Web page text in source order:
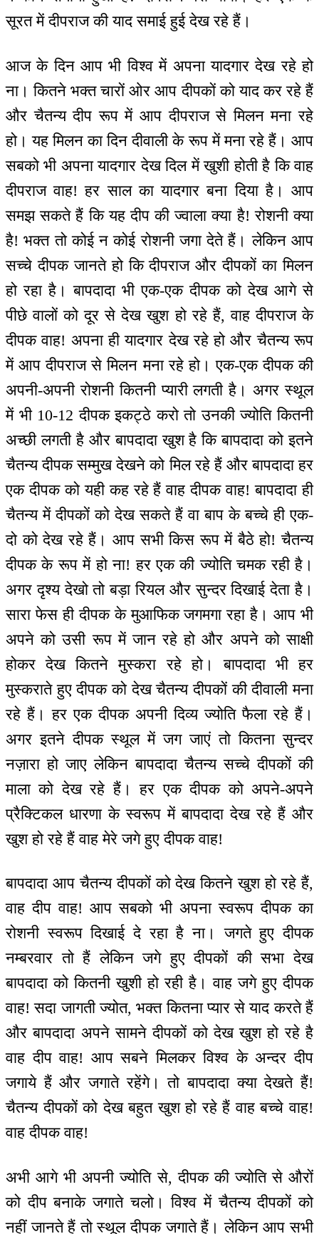
सूरत में दीपराज की याद समाई हुई देख रहे हैं।
आज के दिन आप भी विश्व में अपना यादगार देख रहे हो
ना। कितने भक्त चारों ओर आप दीपकों को याद कर रहे हैं
और चैतन्य दीप रूप में आप दीपराज से मिलन मना रहे
हो। यह मिलन का दिन दीवाली के रूप में मना रहे हैं। आप
सबको भी अपना यादगार देख दिल में खुशी होती है कि वाह
दीपराज वाह! हर साल का यादगार बना दिया है। आप
समझ सकते हैं कि यह दीप की ज्वाला क्या है! रोशनी क्या
है! भक्त तो कोई न कोई रोशनी जगा देते हैं। लेकिन आप
सच्चे दीपक जानते हो कि दीपराज और दीपकों का मिलन
हो रहा है। बापदादा भी एक-एक दीपक को देख आगे से
पीछे वालों को दूर से देख खुश हो रहे हैं, वाह दीपराज के
दीपक वाह! अपना ही यादगार देख रहे हो और चैतन्य रूप
में आप दीपराज से मिलन मना रहे हो। एक-एक दीपक की
अपनी-अपनी रोशनी कितनी प्यारी लगती है। अगर स्थूल
में भी 10-12 दीपक इकट्ठे करो तो उनकी ज्योति कितनी
अच्छी लगती है और बापदादा खुश है कि बापदादा को इतने
चैतन्य दीपक सम्मुख देखने को मिल रहे हैं और बापदादा हर
एक दीपक को यही कह रहे हैं वाह दीपक वाह! बापदादा ही
चैतन्य में दीपकों को देख सकते हैं वा बाप के बच्चे ही एक-
दो को देख रहे हैं। आप सभी किस रूप में बैठे हो! चैतन्य
दीपक के रूप में हो ना! हर एक की ज्योति चमक रही है।
अगर दृश्य देखो तो बड़ा रियल और सुन्दर दिखाई देता है।
सारा फेस ही दीपक के मुआफिक जगमगा रहा है। आप भी
अपने को उसी रूप में जान रहे हो और अपने को साक्षी
होकर देख कितने मुस्करा रहे हो। बापदादा भी हर
मुस्कराते हुए दीपक को देख चैतन्य दीपकों की दीवाली मना
रहे हैं। हर एक दीपक अपनी दिव्य ज्योति फैला रहे हैं।
अगर इतने दीपक स्थूल में जग जाएं तो कितना सुन्दर
नज़ारा हो जाए लेकिन बापदादा चैतन्य सच्चे दीपकों की
माला को देख रहे हैं। हर एक दीपक को अपने-अपने
प्रैक्टिकल धारणा के स्वरूप में बापदादा देख रहे हैं और
खुश हो रहे हैं वाह मेरे जगे हुए दीपक वाह!
बापदादा आप चैतन्य दीपकों को देख कितने खुश हो रहे हैं,
वाह दीप वाह! आप सबको भी अपना स्वरूप दीपक का
रोशनी स्वरूप दिखाई दे रहा है ना। जगते हुए दीपक
नम्बरवार तो हैं लेकिन जगे हुए दीपकों की सभा देख
बापदादा को कितनी खुशी हो रही है। वाह जगे हुए दीपक
वाह! सदा जागती ज्योत, भक्त कितना प्यार से याद करते हैं
और बापदादा अपने सामने दीपकों को देख खुश हो रहे है
वाह दीप वाह! आप सबने मिलकर विश्व के अन्दर दीप
जगाये हैं और जगाते रहेंगे। तो बापदादा क्या देखते हैं!
चैतन्य दीपकों को देख बहुत खुश हो रहे हैं वाह बच्चे वाह!
वाह दीपक वाह!
अभी आगे भी अपनी ज्योति से, दीपक की ज्योति से औरों
को दीप बनाके जगाते चलो। विश्व में चैतन्य दीपकों को
नहीं जानते हैं तो स्थूल दीपक जगाते हैं। लेकिन आप सभी